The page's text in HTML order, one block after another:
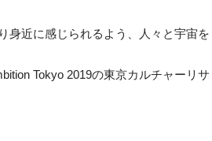
身近に感じられるよう、人々と宇宙を
Tokyo 2019の東京カルチャーリサ